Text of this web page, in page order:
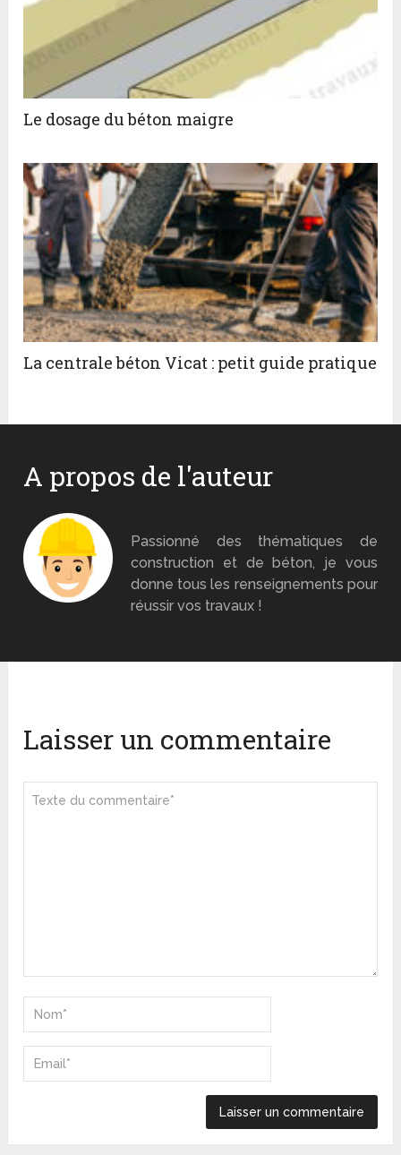
Le dosage du béton maigre
La centrale béton Vicat : petit guide pratique
A propos de l'auteur
Passionné des thématiques de
construction et de béton, je vous
donne tous les renseignements pour
réussir vos travaux !
Laisser un commentaire